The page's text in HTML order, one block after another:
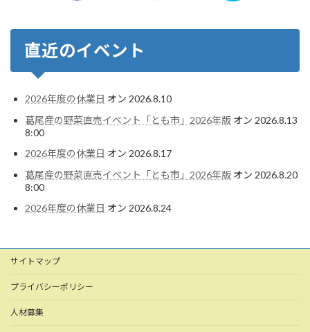
直近のイベント
2026年度の休業日 オン 2026.8.10
葛尾産の野菜直売イベント「とも市」2026年版 オン 2026.8.13
8:00
2026年度の休業日 オン 2026.8.17
葛尾産の野菜直売イベント「とも市」2026年版 オン 2026.8.20
8:00
2026年度の休業日 オン 2026.8.24
サイトマップ
プライバシーポリシー
人材募集